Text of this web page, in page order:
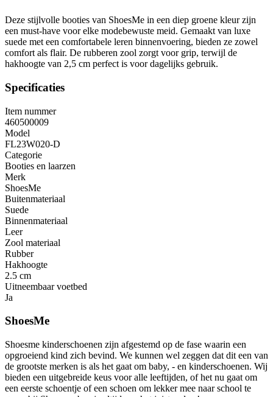
Deze stijlvolle booties van ShoesMe in een diep groene kleur zijn
een must-have voor elke modebewuste meid. Gemaakt van luxe
suede met een comfortabele leren binnenvoering, bieden ze zowel
comfort als flair. De rubberen zool zorgt voor grip, terwijl de
hakhoogte van 2,5 cm perfect is voor dagelijks gebruik.
Specificaties
Item nummer
460500009
Model
FL23W020-D
Categorie
Booties en laarzen
Merk
ShoesMe
Buitenmateriaal
Suede
Binnenmateriaal
Leer
Zool materiaal
Rubber
Hakhoogte
2.5 cm
Uitneembaar voetbed
Ja
ShoesMe
Shoesme kinderschoenen zijn afgestemd op de fase waarin een
opgroeiend kind zich bevind. We kunnen wel zeggen dat dit een van
de grootste merken is als het gaat om baby, - en kinderschoenen. Wij
bieden een uitgebreide keus voor alle leeftijden, of het nu gaat om
een eerste schoentje of een schoen om lekker mee naar school te